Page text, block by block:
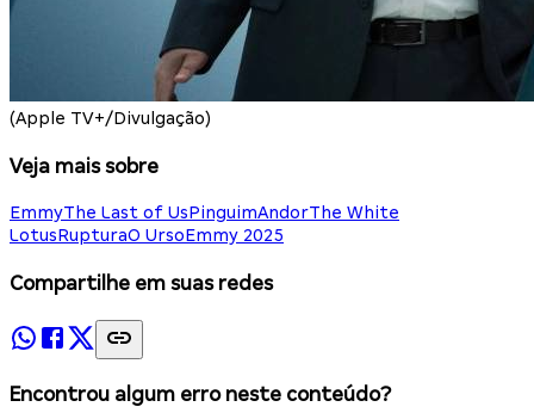
(Apple TV+/Divulgação)
Veja mais sobre
EmmyThe Last of UsPinguimAndorThe White
LotusRupturaO UrsoEmmy 2025
Compartilhe em suas redes
Encontrou algum erro neste conteúdo?